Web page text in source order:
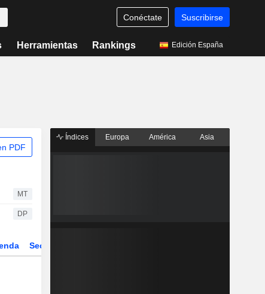
Conéctate Suscribirse
Herramientas Rankings Edición España
PDF
MT
DP
Sector
Índices Europa América Asia